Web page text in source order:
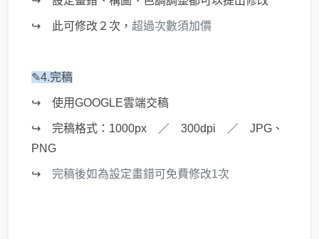
↪ 此可修改２次， 超過次數須加價
✎4.完稿
↪ 使用GOOGLE雲端交稿
↪ 完稿格式：1000px ／ 300dpi ／ JPG、
PNG
↪ 完稿後如為設定畫錯可免費修改1次